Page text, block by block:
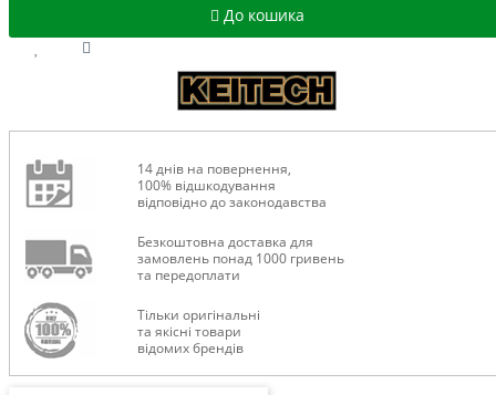
До кошика
14 днів на повернення,
100% відшкодування
відповідно до законодавства
Безкоштовна доставка для
замовлень понад 1000 гривень
та передоплати
Тільки оригінальні
та якісні товари
відомих брендів